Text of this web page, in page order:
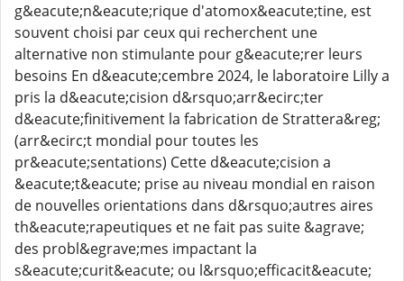
g&eacute;n&eacute;rique d'atomox&eacute;tine, est
souvent choisi par ceux qui recherchent une
alternative non stimulante pour g&eacute;rer leurs
besoins En d&eacute;cembre 2024, le laboratoire Lilly a
pris la d&eacute;cision d&rsquo;arr&ecirc;ter
d&eacute;finitivement la fabrication de Strattera&reg;
(arr&ecirc;t mondial pour toutes les
pr&eacute;sentations) Cette d&eacute;cision a
&eacute;t&eacute; prise au niveau mondial en raison
de nouvelles orientations dans d&rsquo;autres aires
th&eacute;rapeutiques et ne fait pas suite &agrave;
des probl&egrave;mes impactant la
s&eacute;curit&eacute; ou l&rsquo;efficacit&eacute;